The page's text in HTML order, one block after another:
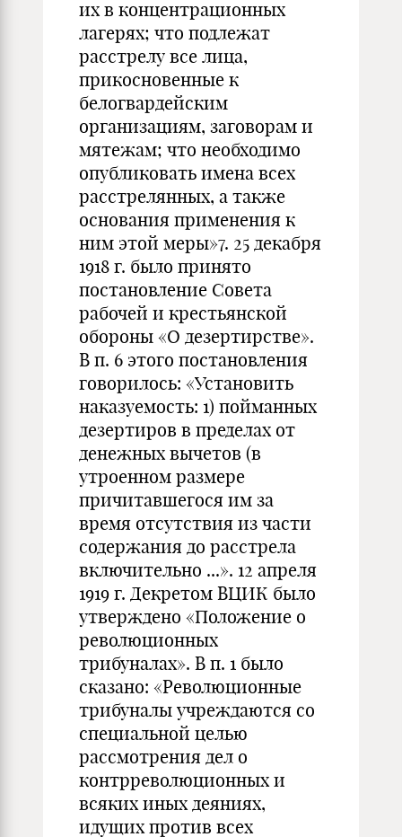
их в концентрационных
лагерях; что подлежат
расстрелу все лица,
прикосновенные к
белогвардейским
организациям, заговорам и
мятежам; что необходимо
опубликовать имена всех
расстрелянных, а также
основания применения к
ним этой меры»7. 25 декабря
1918 г. было принято
постановление Совета
рабочей и крестьянской
обороны «О дезертирстве».
В п. 6 этого постановления
говорилось: «Установить
наказуемость: 1) пойманных
дезертиров в пределах от
денежных вычетов (в
утроенном размере
причитавшегося им за
время отсутствия из части
содержания до расстрела
включительно ...». 12 апреля
1919 г. Декретом ВЦИК было
утверждено «Положение о
революционных
трибуналах». В п. 1 было
сказано: «Революционные
трибуналы учреждаются со
специальной целью
рассмотрения дел о
контрреволюционных и
всяких иных деяниях,
идущих против всех